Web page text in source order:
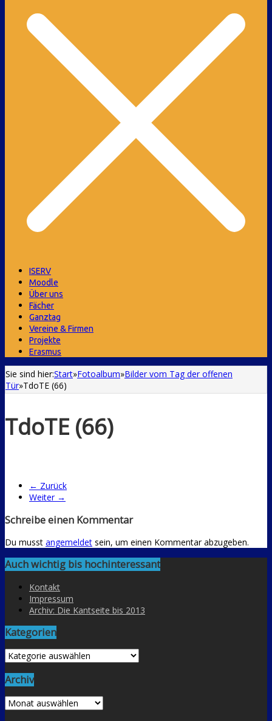
ISERV
Moodle
Über uns
Fächer
Ganztag
Vereine & Firmen
Projekte
Erasmus
Sie sind hier:Start»Fotoalbum»Bilder vom Tag der offenen
Tür»TdoTE (66)
TdoTE (66)
← Zurück
Weiter →
Schreibe einen Kommentar
Du musst angemeldet sein, um einen Kommentar abzugeben.
Auch wichtig bis hochinteressant
Kontakt
Impressum
Archiv: Die Kantseite bis 2013
Kategorien
Kategorien
Archiv
Archiv